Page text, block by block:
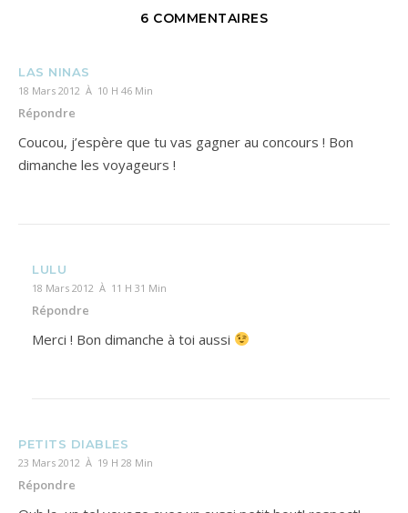
6 COMMENTAIRES
LAS NINAS
18 Mars 2012 À 10 H 46 Min
Répondre
Coucou, j’espère que tu vas gagner au concours ! Bon
dimanche les voyageurs !
LULU
18 Mars 2012 À 11 H 31 Min
Répondre
Merci ! Bon dimanche à toi aussi
PETITS DIABLES
23 Mars 2012 À 19 H 28 Min
Répondre